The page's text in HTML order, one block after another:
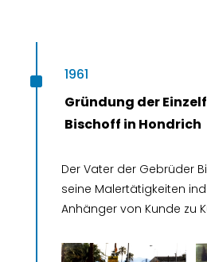
^
1961
Gründung der
Bischoff in Hondrich
Der Vater der Gebrüder
seine Malertätigkeiten
Anhänger von Kunde zu